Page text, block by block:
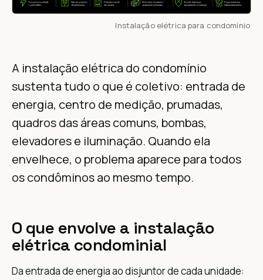
Instalação elétrica para condomínio
A instalação elétrica do condomínio
sustenta tudo o que é coletivo: entrada de
energia, centro de medição, prumadas,
quadros das áreas comuns, bombas,
elevadores e iluminação. Quando ela
envelhece, o problema aparece para todos
os condôminos ao mesmo tempo.
O que envolve a instalação
elétrica condominial
Da entrada de energia ao disjuntor de cada unidade: